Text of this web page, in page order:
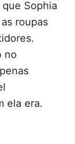
Sophia
roupas
no
ela era.